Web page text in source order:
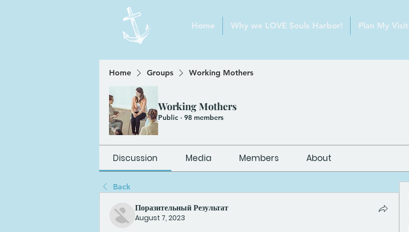
Home Why we LOVE Souls Harbor! Plan My Visit
Home Groups Working Mothers
Working Mothers
Public · 98 members
Discussion Media Members About
Back
Поразительный Результат
August 7, 2023